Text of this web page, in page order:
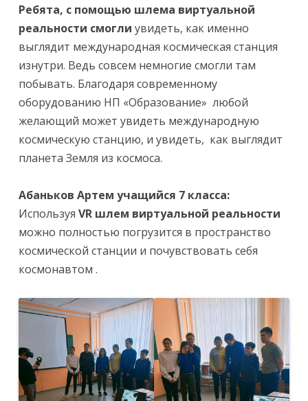
Ребята, с помощью шлема виртуальной
реальности смогли увидеть, как именно
выглядит международная космическая станция
изнутри. Ведь совсем немногие смогли там
побывать. Благодаря современному
оборудованию НП «Образование» любой
желающий может увидеть международную
космическую станцию, и увидеть, как выглядит
планета Земля из космоса.
Абаньков Артем учащийся 7 класса:
ИспользуяVR шлем виртуальной реальности
можно полностью погрузится в пространство
космической станции и почувствовать себя
космонавтом .